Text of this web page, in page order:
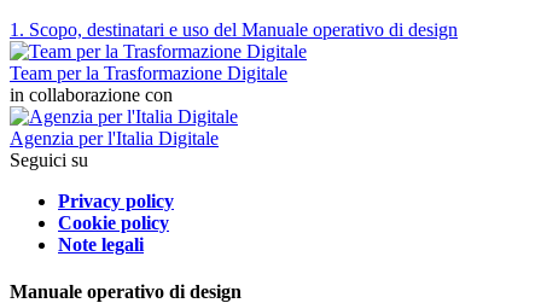
1. Scopo, destinatari e uso del Manuale operativo di design
Team per la Trasformazione Digitale
in collaborazione con
Agenzia per l'Italia Digitale
Seguici su
Privacy policy
Cookie policy
Note legali
Manuale operativo di design